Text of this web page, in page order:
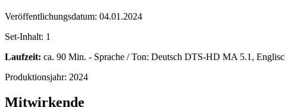
Veröffentlichungsdatum: 04.01.2024
Set-Inhalt: 1
Laufzeit: ca. 90 Min. - Sprache / Ton: Deutsch DTS-HD MA 5.1,
Produktionsjahr: 2024
Mitwirkende